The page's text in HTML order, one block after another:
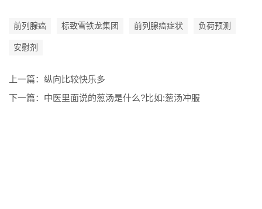
前列腺癌 标致雪铁龙集团 前列腺癌症状 负荷预测
安慰剂
上一篇： 纵向比较快乐多
下一篇： 中医里面说的葱汤是什么?比如:葱汤冲服